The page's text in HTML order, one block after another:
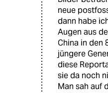
neue
dann habe
Augen aus
China in den
jüngere
diese
sie da noch
Man sah auf